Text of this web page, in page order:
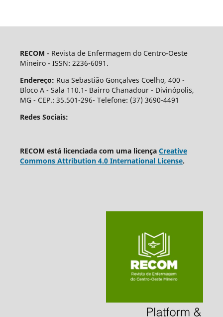
RECOM - Revista de Enfermagem do Centro-Oeste
Mineiro - ISSN: 2236-6091.
Endereço: Rua Sebastião Gonçalves Coelho, 400 -
Bloco A - Sala 110.1- Bairro Chanadour - Divinópolis,
MG - CEP.: 35.501-296- Telefone: (37) 3690-4491
Redes Sociais:
RECOM está licenciada com uma licença Creative
Commons Attribution 4.0 International License.